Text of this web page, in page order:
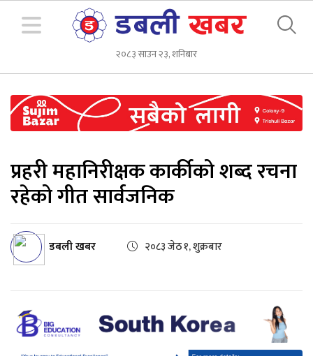
२०८३ साउन २३, शनिबार
प्रहरी महानिरीक्षक कार्कीको शब्द रचना
रहेको गीत सार्वजनिक
डबली खबर २०८३ जेठ १, शुक्रबार